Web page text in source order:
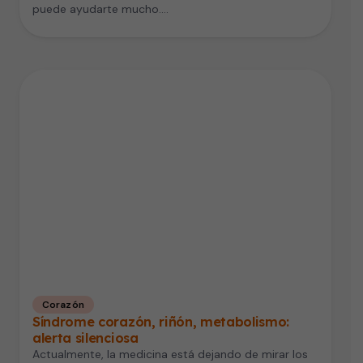
puede ayudarte mucho.…
Corazón
Síndrome corazón, riñón, metabolismo:
alerta silenciosa
Actualmente, la medicina está dejando de mirar los